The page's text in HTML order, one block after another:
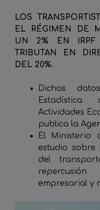
LOS
EL RÉGIMEN DE
UN 2% EN IRPF
TRIBUTAN EN
DEL 20%.
Dichos
Estadística
Actividades
publica la
El Ministerio
estudio
del
empresarial y